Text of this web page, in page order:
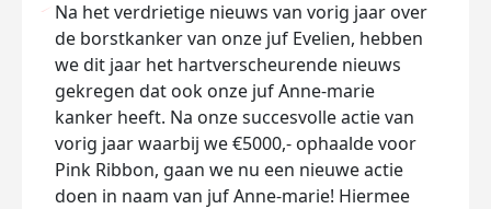
Na het verdrietige nieuws van vorig jaar over
de borstkanker van onze juf Evelien, hebben
we dit jaar het hartverscheurende nieuws
gekregen dat ook onze juf Anne-marie
kanker heeft. Na onze succesvolle actie van
vorig jaar waarbij we €5000,- ophaalde voor
Pink Ribbon, gaan we nu een nieuwe actie
doen in naam van juf Anne-marie! Hiermee